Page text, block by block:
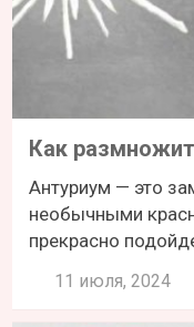
Как
Антуриум — это
необычными
прекрасно
11 июля, 2024